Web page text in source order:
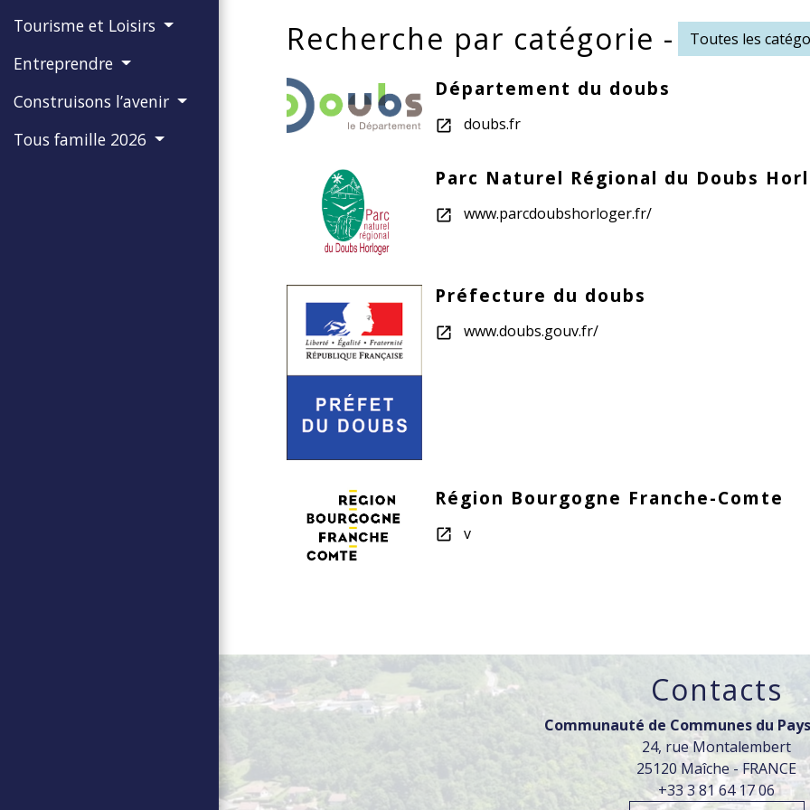
Tourisme et Loisirs
Entreprendre
Construisons l’avenir
Tous famille 2026
Recherche par catégorie - Toutes les
Département du doubs
open_in_new doubs.fr
Parc Naturel Régional du Doubs
open_in_new www.parcdoubshorloger.fr/
Préfecture du doubs
open_in_new www.doubs.gouv.fr/
Région Bourgogne Franche-Comte
open_in_new v
Contacts
Communauté de Communes du
24, rue Montalembert
25120 Maîche - FRANCE
+33 3 81 64 17 06